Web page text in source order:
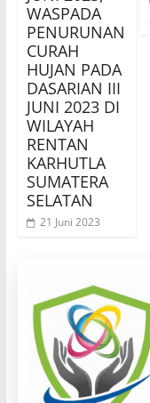
WASPADA
PENURUNAN
CURAH
HUJAN PADA
DASARIAN III
JUNI 2023 DI
WILAYAH
RENTAN
KARHUTLA
SUMATERA
SELATAN
21 Juni 2023